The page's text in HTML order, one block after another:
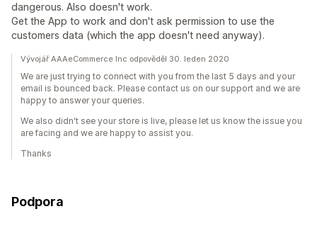
dangerous. Also doesn't work.
Get the App to work and don't ask permission to use the
customers data (which the app doesn't need anyway).
Vývojář AAAeCommerce Inc odpověděl 30. leden 2020
We are just trying to connect with you from the last 5 days and your
email is bounced back. Please contact us on our support and we are
happy to answer your queries.
We also didn't see your store is live, please let us know the issue you
are facing and we are happy to assist you.
Thanks
Podpora